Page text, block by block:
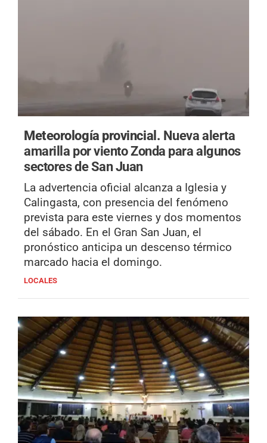
Meteorología provincial. Nueva alerta
amarilla por viento Zonda para algunos
sectores de San Juan
La advertencia oficial alcanza a Iglesia y
Calingasta, con presencia del fenómeno
prevista para este viernes y dos momentos
del sábado. En el Gran San Juan, el
pronóstico anticipa un descenso térmico
marcado hacia el domingo.
LOCALES